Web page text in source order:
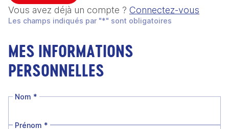
Vous avez déjà un compte ? Connectez-vous
Les champs indiqués par "*" sont obligatoires
MES INFORMATIONS
PERSONNELLES
Nom *
Prénom *